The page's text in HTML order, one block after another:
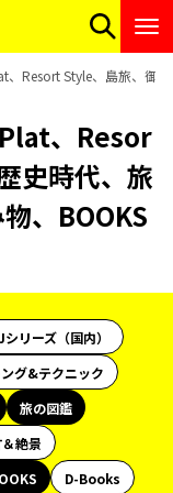
Resort Style、島旅、御
、Resor
史時代、旅
、BOOKS
リーズ（国内）
グ&テクニック
旅の図鑑
絶景
D-Books